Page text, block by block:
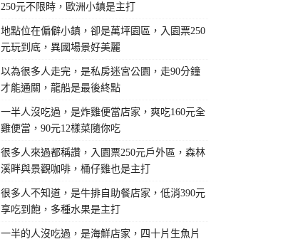
250元不限時，歐洲小鎮是主打
地點位在偏僻小鎮，卻是萬坪園區，入園票250
元玩到底，異國場景好美麗
以為很多人走完，是私房迷宮公園，走90分鐘
才能通關，龍船是最後終點
一半人沒吃過，是炸雞便當店家，爽吃160元全
雞便當，90元12樣菜隨你吃
很多人來過都稱讚，入園票250元戶外區，森林
溪畔與景觀咖啡，桶仔雞也是主打
很多人不知道，是牛排自助餐店家，低消390元
享吃到飽，多種水果是主打
一半的人沒吃過，是海鮮店家，四十片生魚片